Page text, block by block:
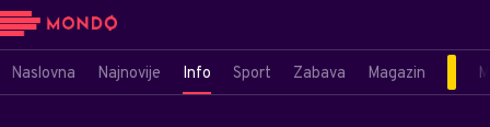
Naslovna Najnovije Info Sport Zabava Magazin